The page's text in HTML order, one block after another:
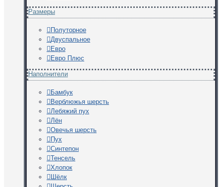
Размеры
Полуторное
Двуспальное
Евро
Евро Плюс
Наполнители
Бамбук
Верблюжья шерсть
Лебяжий пух
Лён
Овечья шерсть
Пух
Синтепон
Тенсель
Хлопок
Шёлк